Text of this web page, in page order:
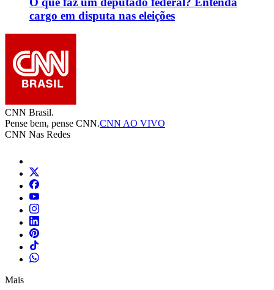
cargo em disputa nas eleições
CNN Brasil.
Pense bem, pense CNN.CNN AO VIVO
CNN Nas Redes
Mais